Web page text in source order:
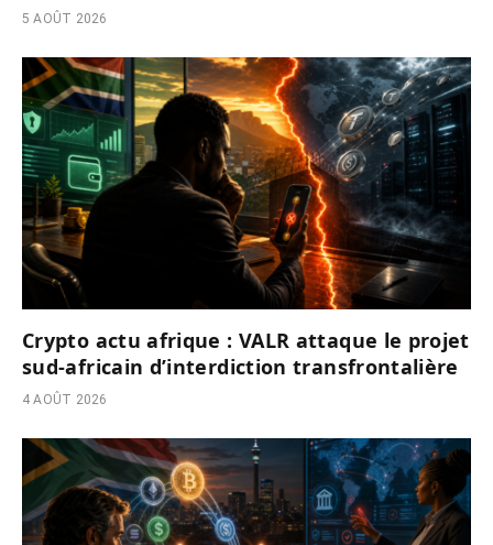
5 AOÛT 2026
Crypto actu afrique : VALR attaque le projet
sud-africain d’interdiction transfrontalière
4 AOÛT 2026